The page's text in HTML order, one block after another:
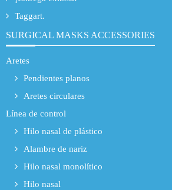
Taggart.
SURGICAL MASKS ACCESSORIES
Aretes
Pendientes planos
Aretes circulares
Línea de control
Hilo nasal de plástico
Alambre de nariz
Hilo nasal monolítico
Hilo nasal